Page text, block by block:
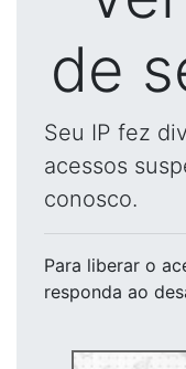
de
Seu IP fez
acessos
conosco.
Para liberar o
responda ao